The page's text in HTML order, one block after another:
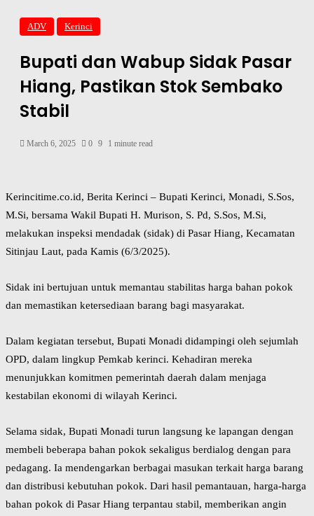
ADV Kerinci
Bupati dan Wabup Sidak Pasar
Hiang, Pastikan Stok Sembako
Stabil
March 6, 2025 0 9 1 minute read
Kerincitime.co.id, Berita Kerinci – Bupati Kerinci, Monadi, S.Sos,
M.Si, bersama Wakil Bupati H. Murison, S. Pd, S.Sos, M.Si,
melakukan inspeksi mendadak (sidak) di Pasar Hiang, Kecamatan
Sitinjau Laut, pada Kamis (6/3/2025).
Sidak ini bertujuan untuk memantau stabilitas harga bahan pokok
dan memastikan ketersediaan barang bagi masyarakat.
Dalam kegiatan tersebut, Bupati Monadi didampingi oleh sejumlah
OPD, dalam lingkup Pemkab kerinci. Kehadiran mereka
menunjukkan komitmen pemerintah daerah dalam menjaga
kestabilan ekonomi di wilayah Kerinci.
Selama sidak, Bupati Monadi turun langsung ke lapangan dengan
membeli beberapa bahan pokok sekaligus berdialog dengan para
pedagang. Ia mendengarkan berbagai masukan terkait harga barang
dan distribusi kebutuhan pokok. Dari hasil pemantauan, harga-harga
bahan pokok di Pasar Hiang terpantau stabil, memberikan angin